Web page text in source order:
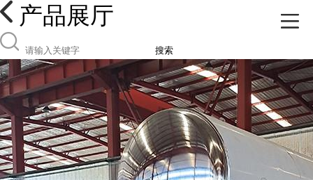
产品展厅
搜索